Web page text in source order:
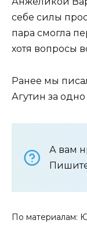
себе силы
пара смогла
хотя вопросы
Ранее мы
Агутин за
А вам
По материалам: